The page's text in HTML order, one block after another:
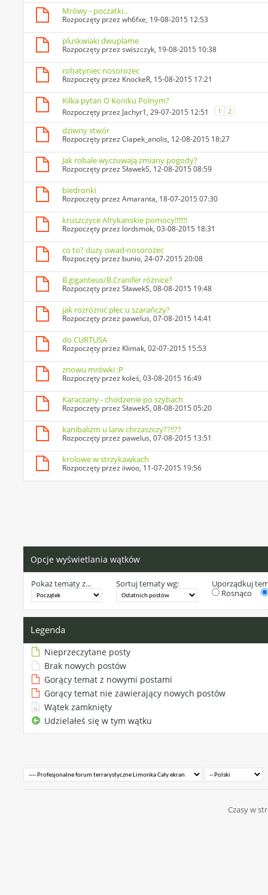
Mrówy - poczatki...
Rozpoczęty przezwh6fxe, 19-08-2015 12:53
pluskwiaki dwuplame
Rozpoczęty przezswiszczyk, 19-08-2015 10:38
rohatyniec nosorożec
Rozpoczęty przez KnockeR, 15-08-2015 17:21
Kilka pytan O Koniku Polnym?
Rozpoczęty przez Jachyr1, 29-07-2015 12:51 1 2
dziwny stwór
Rozpoczęty przezCiapek_anolis, 12-08-2015 18:27
Jak robale wyczuwają zmiany pogody?
Rozpoczęty przezSławekS, 12-08-2015 08:59
biedronki
Rozpoczęty przezAmaranta, 18-07-2015 07:30
kruszczyce Afrykanskie pomocy!!!!!!!
Rozpoczęty przez lordsmok, 03-08-2015 18:31
co to? duży owad-nosorożec
Rozpoczęty przez bunio, 24-07-2015 20:08
B.giganteus/B.Cranifer różnice?
Rozpoczęty przezSławekS, 08-08-2015 19:48
jak rozróżnić płec u szarańczy?
Rozpoczęty przez pawelus, 07-08-2015 14:41
do CURTUSA
Rozpoczęty przez Klimak, 02-07-2015 15:53
znowu mrówki :P
Rozpoczęty przez koleś, 03-08-2015 16:49
Karaczany - chodzenie po szybach
Rozpoczęty przezSławekS, 08-08-2015 05:20
kanibalizm u larw chrzaszczy??!!??
Rozpoczęty przez pawelus, 07-08-2015 13:51
krolowe w strzykawkach
Rozpoczęty przez iiwoo, 11-07-2015 19:56
Opcje wyświetlania wątków
Pokaż tematy z... Sortuj tematy wg:
Uporządkuj
Rosnąco
Legenda
Nieprzeczytane posty
Brak nowych postów
Gorący temat z nowymi postami
Gorący temat nie zawierający nowych postów
Wątek zamknięty
Udzielałeś się w tym wątku
Czasy w